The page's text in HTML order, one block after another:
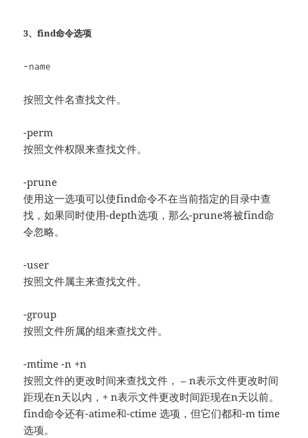
3、find命令选项
-name
按照文件名查找文件。
-perm
按照文件权限来查找文件。
-prune
使用这一选项可以使find命令不在当前指定的目录中查
找，如果同时使用-depth选项，那么-prune将被find命
令忽略。
-user
按照文件属主来查找文件。
-group
按照文件所属的组来查找文件。
-mtime -n +n
按照文件的更改时间来查找文件， – n表示文件更改时间
距现在n天以内，+ n表示文件更改时间距现在n天以前。
find命令还有-atime和-ctime 选项，但它们都和-m time
选项。